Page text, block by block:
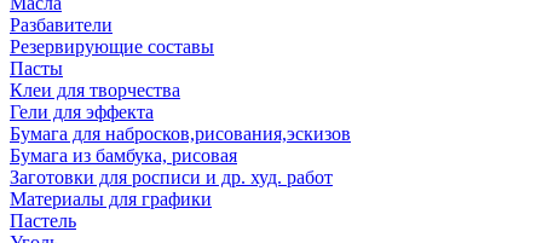
Разбавители
Резервирующие составы
Пасты
Клеи для творчества
Гели для эффекта
Бумага для набросков,рисования,эскизов
Бумага из бамбука, рисовая
Заготовки для росписи и др. худ. работ
Материалы для графики
Пастель